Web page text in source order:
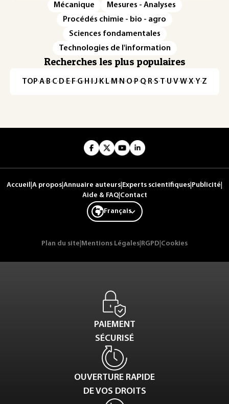
Mécanique
Mesures - Analyses
Procédés chimie - bio - agro
Sciences fondamentales
Technologies de l'information
Recherches les plus populaires
TOP·A·B·C· D· E· F·G· H · ·J· K· L· M · N ·O· P·Q· R·S·T·U·V·W·X·Y·Z
Accueil A propos Annuaire auteurs Experts scientifiques Publicité
Aide & FAQ| Contact
Français
Plan du site Mentions Légales RGPD Cookies
PAIEMENT
SÉCURISÉ
OUVERTURE RAPIDE
DE VOS DROITS